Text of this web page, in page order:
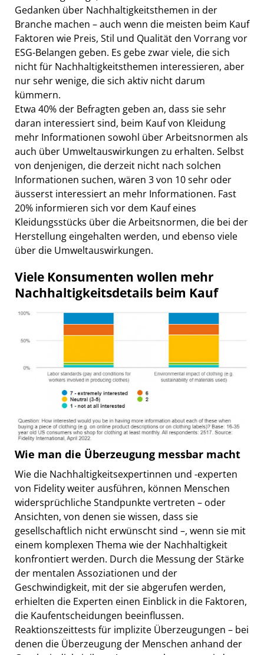
Gedanken über Nachhaltigkeitsthemen in der
Branche machen – auch wenn die meisten beim Kauf
Faktoren wie Preis, Stil und Qualität den Vorrang vor
ESG-Belangen geben. Es gebe zwar viele, die sich
nicht für Nachhaltigkeitsthemen interessieren, aber
nur sehr wenige, die sich aktiv nicht darum
kümmern.
Etwa 40% der Befragten geben an, dass sie sehr
daran interessiert sind, beim Kauf von Kleidung
mehr Informationen sowohl über Arbeitsnormen als
auch über Umweltauswirkungen zu erhalten. Selbst
von denjenigen, die derzeit nicht nach solchen
Informationen suchen, wären 3 von 10 sehr oder
äusserst interessiert an mehr Informationen. Fast
20% informieren sich vor dem Kauf eines
Kleidungsstücks über die Arbeitsnormen, die bei der
Herstellung eingehalten werden, und ebenso viele
über die Umweltauswirkungen.
Viele Konsumenten wollen mehr
Nachhaltigkeitsdetails beim Kauf
Wie man die Überzeugung messbar macht
Wie die Nachhaltigkeitsexpertinnen und -experten
von Fidelity weiter ausführen, können Menschen
widersprüchliche Standpunkte vertreten – oder
Ansichten, von denen sie wissen, dass sie
gesellschaftlich nicht erwünscht sind –, wenn sie mit
einem komplexen Thema wie der Nachhaltigkeit
konfrontiert werden. Durch die Messung der Stärke
der mentalen Assoziationen und der
Geschwindigkeit, mit der sie abgerufen werden,
erhielten die Experten einen Einblick in die Faktoren,
die Kaufentscheidungen beeinflussen.
Reaktionszeittests für implizite Überzeugungen – bei
denen die Überzeugung der Menschen anhand der